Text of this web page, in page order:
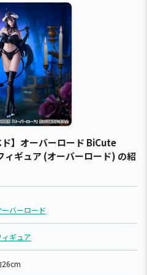
ド】オーバーロード BiCute
ギュア (オーバーロード) の紹
ーバーロード
ィギュア
26cm